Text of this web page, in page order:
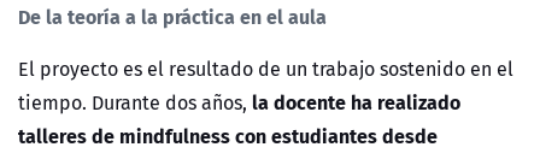
De la teoría a la práctica en el aula
El proyecto es el resultado de un trabajo sostenido en el
tiempo. Durante dos años, la docente ha realizado
talleres de mindfulness con estudiantes desde